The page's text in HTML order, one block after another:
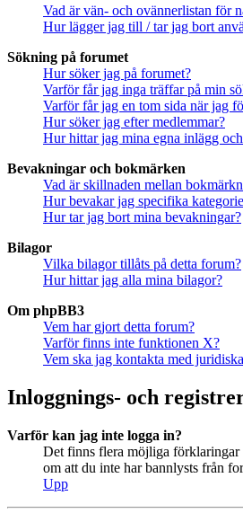
Vad är vän- och ovännerlistan för
Hur lägger jag till / tar jag bort
Sökning på forumet
Hur söker jag på forumet?
Varför får jag inga träffar på min
Varför får jag en tom sida när jag
Hur söker jag efter medlemmar?
Hur hittar jag mina egna inlägg
Bevakningar och bokmärken
Vad är skillnaden mellan
Hur bevakar jag specifika
Hur tar jag bort mina bevakningar?
Bilagor
Vilka bilagor tillåts på detta forum?
Hur hittar jag alla mina bilagor?
Om phpBB3
Vem har gjort detta forum?
Varför finns inte funktionen X?
Vem ska jag kontakta med
Inloggnings- och
Varför kan jag inte logga in?
Det finns flera möjliga förklaringar
om att du inte har bannlysts från
Upp